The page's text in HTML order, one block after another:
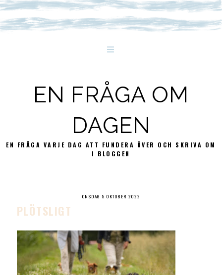
EN FRÅGA OM
DAGEN
EN FRÅGA VARJE DAG ATT FUNDERA ÖVER OCH SKRIVA OM
I BLOGGEN
ONSDAG 5 OKTOBER 2022
PLÖTSLIGT